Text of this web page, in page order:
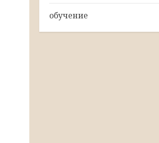
обучение